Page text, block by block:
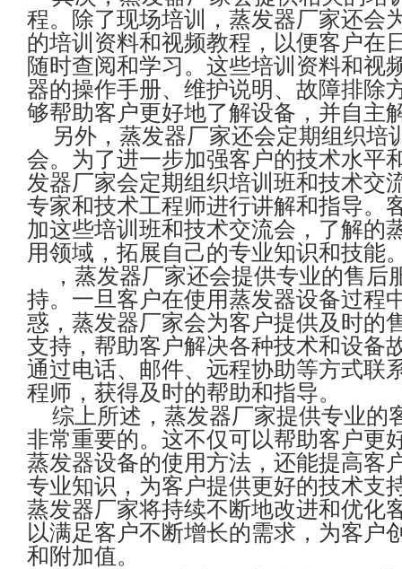
程。除了现场培训，蒸发器厂家还会
的培训资料和视频教程，以便客户在
随时查阅和学习。这些培训资料和视
器的操作手册、维护说明、故障排除
够帮助客户更好地了解设备，并自主
另外，蒸发器厂家还会定期组织培
会。为了进一步加强客户的技术水平
发器厂家会定期组织培训班和技术交
专家和技术工程师进行讲解和指导。
加这些培训班和技术交流会，了解的
用领域，拓展自己的专业知识和技能
，蒸发器厂家还会提供专业的售后
持。一旦客户在使用蒸发器设备过程
惑，蒸发器厂家会为客户提供及时的
支持，帮助客户解决各种技术和设备
通过电话、邮件、远程协助等方式联
程师，获得及时的帮助和指导。
综上所述，蒸发器厂家提供专业的
非常重要的。这不仅可以帮助客户更
蒸发器设备的使用方法，还能提高客
专业知识，为客户提供更好的技术支
蒸发器厂家将持续不断地改进和优化
以满足客户不断增长的需求，为客户
和附加值。